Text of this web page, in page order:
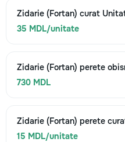
Zidarie (Fortan) curat
35 MDL/unitate
Zidarie (Fortan) perete
730 MDL
Zidarie (Fortan) perete
15 MDL/unitate